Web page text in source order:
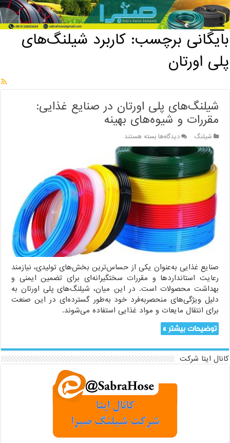
خانه / بایگانی برچسب: کاربرد شیلنگ‌های پلی اورتان
بایگانی برچسب:کاربرد شیلنگ‌های
پلی اورتان
شیلنگ‌های پلی اورتان در صنایع غذایی:
مقررات و شیوه‌های بهینه
شیلنگ دیدگاه‌هابرای
شیلنگ‌های
پلی
اورتان
در
صنایع
غذایی:
مقررات
و
شیوه‌های
بهینه
بسته هستند
صنایع غذایی به‌عنوان یکی از حساس‌ترین بخش‌های تولیدی، نیازمند
رعایت استانداردها و مقررات سختگیرانه‌ای برای تضمین ایمنی و
بهداشت محصولات است. در این میان، شیلنگ‌های پلی اورتان به
دلیل ویژگی‌های منحصربه‌فرد خود به‌طور گسترده‌ای در این صنعت
برای انتقال مایعات و مواد غذایی استفاده می‌شوند.
توضیحات بیشتر »
کانال ایتا شرکت